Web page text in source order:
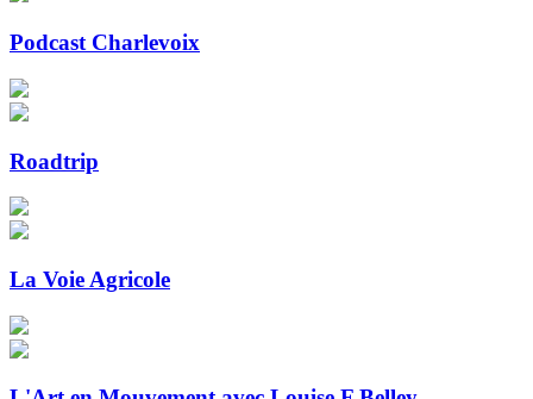
Podcast Charlevoix
Roadtrip
La Voie Agricole